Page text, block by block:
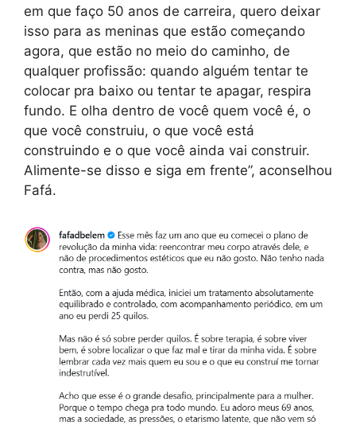
em que faço 50 anos de carreira, quero deixar
isso para as meninas que estão começando
agora, que estão no meio do caminho, de
qualquer profissão: quando alguém tentar te
colocar pra baixo ou tentar te apagar, respira
fundo. E olha dentro de você quem você é, o
que você construiu, o que você está
construindo e o que você ainda vai construir.
Alimente-se disso e siga em frente”, aconselhou
Fafá.